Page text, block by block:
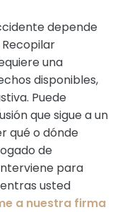
depende
una
disponibles,
Puede
que sigue a un
qué o dónde
de
para
usted
a nuestra firma